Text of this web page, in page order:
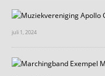
juli 1, 2024